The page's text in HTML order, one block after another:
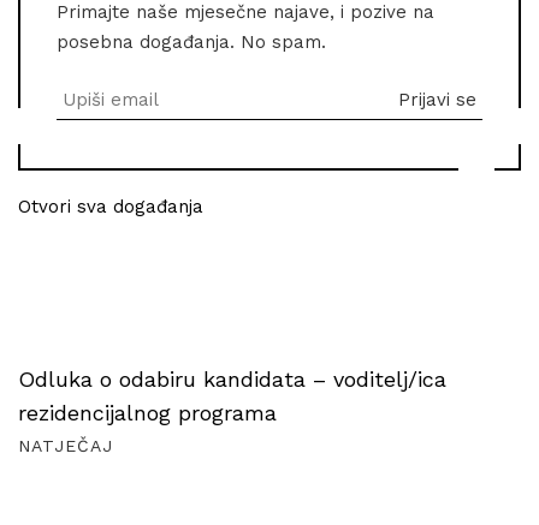
Primajte naše mjesečne najave, i pozive na
posebna događanja. No spam.
Otvori sva događanja
Odluka o odabiru kandidata – voditelj/ica
rezidencijalnog programa
NATJEČAJ